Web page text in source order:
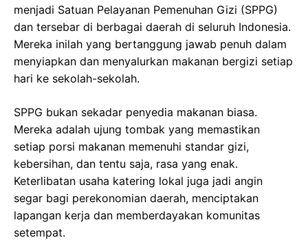
menjadi Satuan Pelayanan Pemenuhan Gizi (SPPG)
dan tersebar di berbagai daerah di seluruh Indonesia.
Mereka inilah yang bertanggung jawab penuh dalam
menyiapkan dan menyalurkan makanan bergizi setiap
hari ke sekolah-sekolah.
SPPG bukan sekadar penyedia makanan biasa.
Mereka adalah ujung tombak yang memastikan
setiap porsi makanan memenuhi standar gizi,
kebersihan, dan tentu saja, rasa yang enak.
Keterlibatan usaha katering lokal juga jadi angin
segar bagi perekonomian daerah, menciptakan
lapangan kerja dan memberdayakan komunitas
setempat.